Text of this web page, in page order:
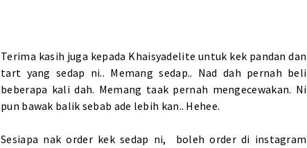
Terima kasih juga kepada Khaisyadelite untuk kek pandan dan
tart yang sedap ni.. Memang sedap.. Nad dah pernah beli
beberapa kali dah. Memang taak pernah mengecewakan. Ni
pun bawak balik sebab ade lebih kan.. Hehee.
Sesiapa nak order kek sedap ni, boleh order di instagram